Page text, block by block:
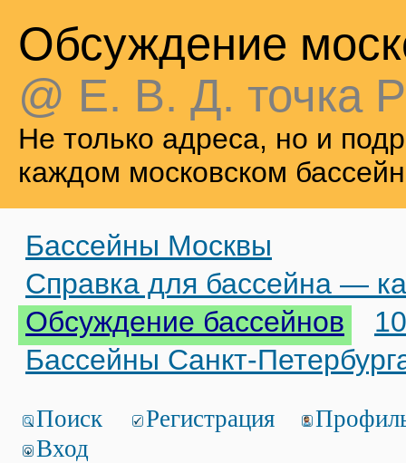
Обсуждение
@ Е. В. Д. точка
Не только адреса, но и
каждом московском
Бассейны Москвы
Справка для бассейна —
Обсуждение бассейнов
Бассейны Санкт-
Поиск Регистрация
Вход